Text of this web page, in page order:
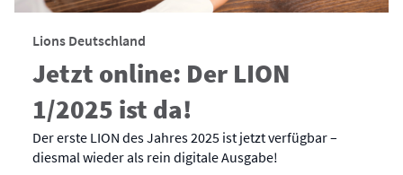
Lions Deutschland
Jetzt online: Der LION
1/2025 ist da!
Der erste LION des Jahres 2025 ist jetzt verfügbar –
diesmal wieder als rein digitale Ausgabe!